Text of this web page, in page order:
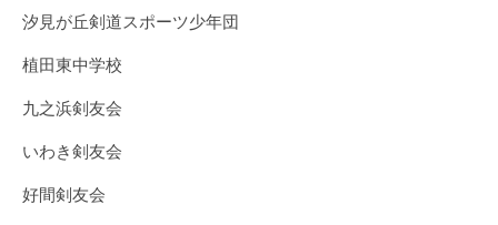
汐見が丘剣道スポーツ少年団
植田東中学校
九之浜剣友会
いわき剣友会
好間剣友会